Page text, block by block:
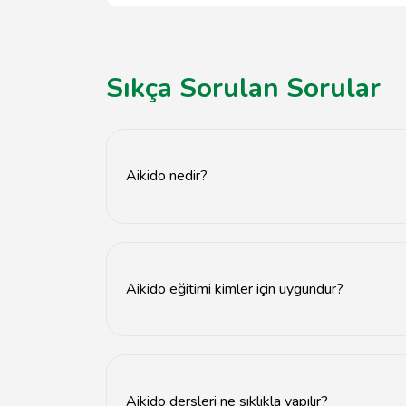
Sıkça Sorulan Sorular
Aikido nedir?
Aikido eğitimi kimler için uygundur?
Aikido dersleri ne sıklıkla yapılır?